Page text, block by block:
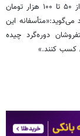
میوه است؛ شکوفه‌ میوه‌هایی مثل گوجه‌سبز و آلبالو که از ۵۰ تا ۱۰۰ هزار تومان
این
دوره‌گرد چیده
کسب کنند.»